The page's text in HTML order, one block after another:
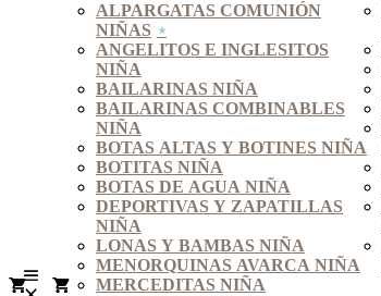
ALPARGATAS COMUNIÓN
NIÑAS
ANGELITOS E INGLESITOS
NIÑA
BAILARINAS NIÑA
BAILARINAS COMBINABLES
NIÑA
BOTAS ALTAS Y BOTINES NIÑA
BOTITAS NIÑA
BOTAS DE AGUA NIÑA
DEPORTIVAS Y ZAPATILLAS
NIÑA
LONAS Y BAMBAS NIÑA
MENORQUINAS AVARCA NIÑA
MERCEDITAS NIÑA